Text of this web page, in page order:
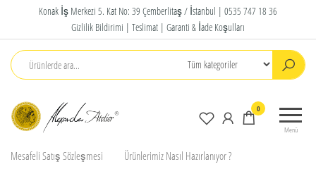
Konak İş Merkezi 5. Kat No: 39 Çemberlitaş / İstanbul | 0535 747 18 36
Gizlilik Bildirimi | Teslimat | Garanti & İade Koşulları
Alexander
Jewelry
Menü
0
Mesafeli Satış Sözleşmesi Ürünlerimiz Nasıl Hazırlanıyor ?